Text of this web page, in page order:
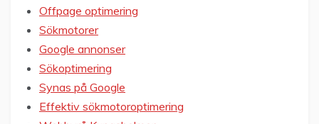
Offpage optimering
Sökmotorer
Google annonser
Sökoptimering
Synas på Google
Effektiv sökmotoroptimering